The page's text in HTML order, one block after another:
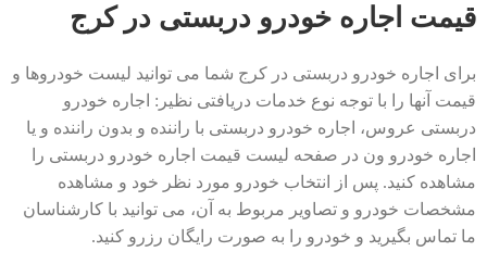
قیمت اجاره خودرو دربستی در کرج
برای اجاره خودرو دربستی در کرج شما می توانید لیست خودروها و
قیمت آنها را با توجه نوع خدمات دریافتی نظیر: اجاره خودرو
دربستی عروس، اجاره خودرو دربستی با راننده و بدون راننده و یا
اجاره خودرو ون در صفحه لیست قیمت اجاره خودرو دربستی را
مشاهده کنید. پس از انتخاب خودرو مورد نظر خود و مشاهده
مشخصات خودرو و تصاویر مربوط به آن، می توانید با کارشناسان
ما تماس بگیرید و خودرو را به صورت رایگان رزرو کنید.